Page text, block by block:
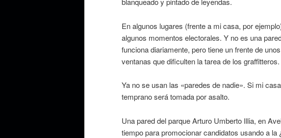
En algunos lugares (frente a mi casa, por
algunos momentos electorales. Y no es una
funciona diariamente, pero tiene un frente de
ventanas que dificulten la tarea de los graffitteros.
Ya no se usan las «paredes de nadie». Si mi
temprano será tomada por asalto.
Una pared del parque Arturo Umberto Illia, en
tiempo para promocionar candidatos usando a